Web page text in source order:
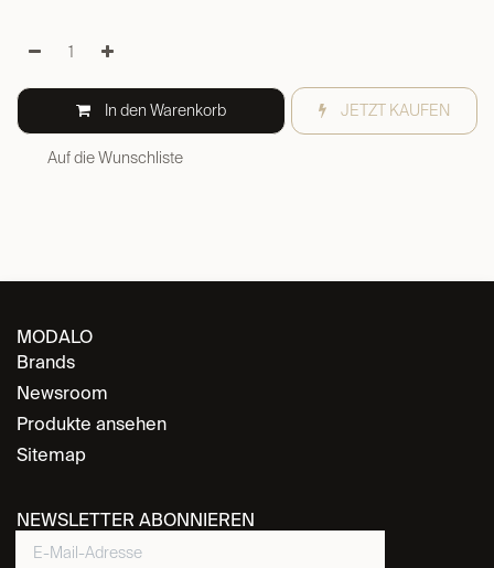
In den Warenkorb JETZT KAUFEN
Auf die Wunschliste
MODALO
Brands
Newsroom
Produkte ansehen
Sitemap
NEWSLETTER ABONNIEREN